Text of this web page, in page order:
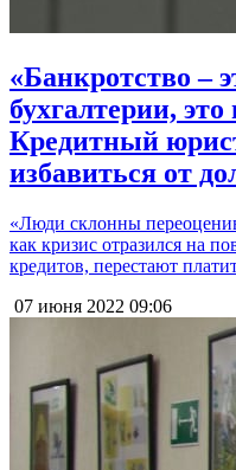
«Банкротство –
бухгалтерии,
Кредитный
избавиться от
«Люди склонны
как кризис отразился на
кредитов, перестают
07 июня 2022 09:06